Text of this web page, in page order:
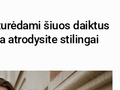
šiuos daiktus
atrodysite stilingai